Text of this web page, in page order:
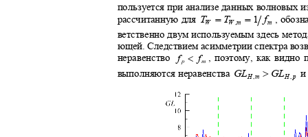
пользуется при анализе данных
рассчитанную для
,
TW = TW,m= 1fm
ветственно двум используемым здесь
ющей. Следствием асимметрии спектра
неравенство , поэтому, как
fp<fm
выполняются неравенства и
GLH,m> GLH,